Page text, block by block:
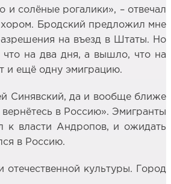
солёные рогалики», – отвечал
хором. Бродский предложил мне
на въезд в Штаты. Но
что на два дня, а вышло, что на
и ещё одну эмиграцию.
Синявский, да и вообще ближе
в Россию». Эмигранты
к власти Андропов, и ожидать
в Россию.
культуры. Город